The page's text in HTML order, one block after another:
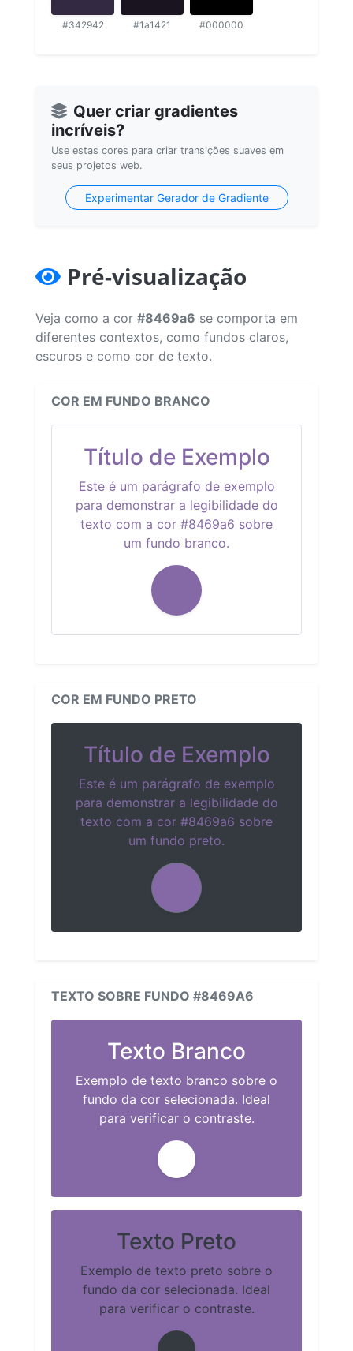
#342942 #1a1421 #000000
Quer criar gradientes
incríveis?
Use estas cores para criar transições suaves em
seus projetos web.
Experimentar Gerador de Gradiente
Pré-visualização
Veja como a cor #8469a6 se comporta em
diferentes contextos, como fundos claros,
escuros e como cor de texto.
COR EM FUNDO BRANCO
Título de Exemplo
Este é um parágrafo de exemplo
para demonstrar a legibilidade do
texto com a cor #8469a6 sobre
um fundo branco.
COR EM FUNDO PRETO
Título de Exemplo
Este é um parágrafo de exemplo
para demonstrar a legibilidade do
texto com a cor #8469a6 sobre
um fundo preto.
TEXTO SOBRE FUNDO #8469A6
Texto Branco
Exemplo de texto branco sobre o
fundo da cor selecionada. Ideal
para verificar o contraste.
Texto Preto
Exemplo de texto preto sobre o
fundo da cor selecionada. Ideal
para verificar o contraste.